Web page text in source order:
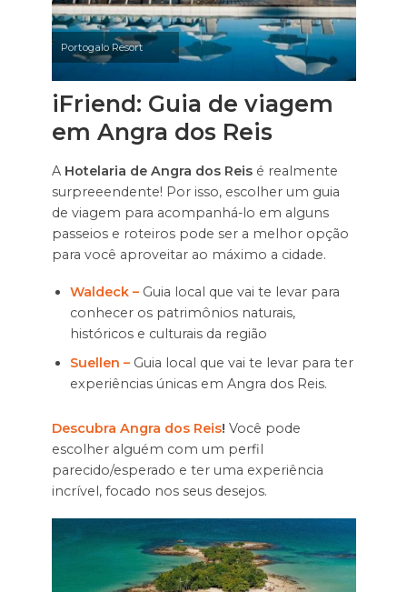
Portogalo Resort
iFriend: Guia de viagem
em Angra dos Reis
A Hotelaria de Angra dos Reis é realmente
surpreeendente! Por isso, escolher um guia
de viagem para acompanhá-lo em alguns
passeios e roteiros pode ser a melhor opção
para você aproveitar ao máximo a cidade.
Waldeck – Guia local que vai te levar para
conhecer os patrimônios naturais,
históricos e culturais da região
Suellen –Guia local que vai te levar para ter
experiências únicas em Angra dos Reis.
Descubra Angra dos Reis! Você pode
escolher alguém com um perfil
parecido/esperado e ter uma experiência
incrível, focado nos seus desejos.